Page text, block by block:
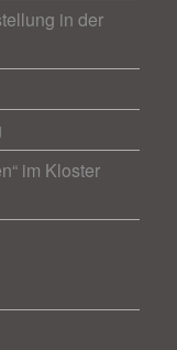
in der
im Kloster